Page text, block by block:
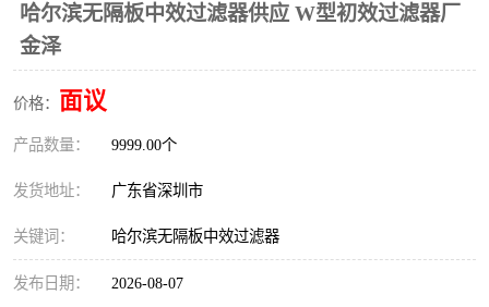
哈尔滨无隔板中效过滤器供应 W型初效过滤器厂
金泽
价格： 面议
产品数量： 9999.00个
发货地址： 广东省深圳市
关键词： 哈尔滨无隔板中效过滤器
发布日期： 2026-08-07